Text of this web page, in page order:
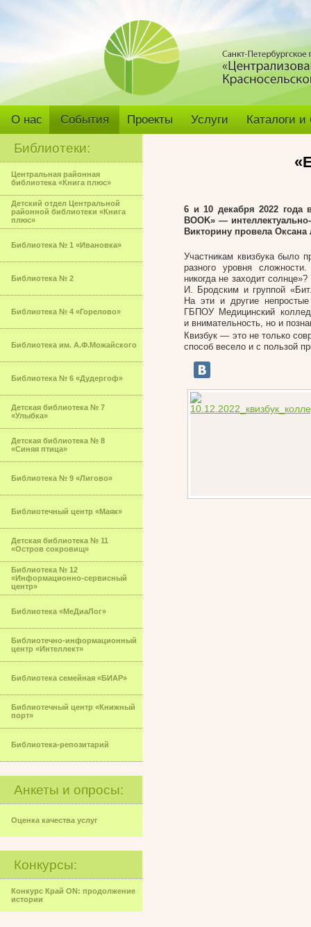
О нас События Проекты Услуги Каталоги
Библиотеки:
Центральная районная
библиотека «Книга плюс»
Детский отдел Центральной
районной библиотеки «Книга
плюс»
Библиотека № 1 «Ивановка»
Библиотека № 2
Библиотека № 4 «Горелово»
Библиотека им. А.Ф.Можайского
Библиотека № 6 «Дудергоф»
Детская библиотека № 7
«Улыбка»
Детская библиотека № 8
«Синяя птица»
Библиотека № 9 «Лигово»
Библиотечный центр «Маяк»
Детская библиотека № 11
«Остров сокровищ»
Библиотека № 12
«Информационно-сервисный
центр»
Библиотека «МеДиаЛог»
Библиотечно-информационный
центр «Интеллект»
Библиотека семейная «БИАР»
Библиотечный центр «Книжный
порт»
Библиотека-репозитарий
Анкеты и опросы:
Оценка качества услуг
Конкурсы:
Конкурс Край ON: продолжение
истории
6 и 10 декабря 2022 года
BOOK» —
Викторину провела
Участникам квизбука было
разного уровня
никогда не заходит
И. Бродским и группой
На эти и другие
ГБПОУ Медицинский
и внимательность, но и
Квизбук — это не только
способ весело и с пользой